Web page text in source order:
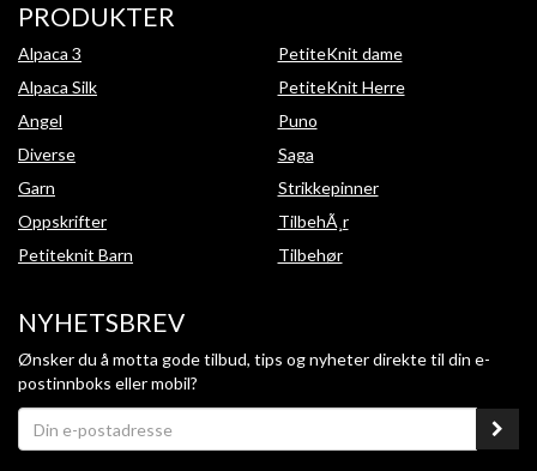
PRODUKTER
Alpaca 3
Alpaca Silk
Angel
Diverse
Garn
Oppskrifter
Petiteknit Barn
PetiteKnit dame
PetiteKnit Herre
Puno
Saga
Strikkepinner
TilbehÃ¸r
Tilbehør
NYHETSBREV
Ønsker du å motta gode tilbud, tips og nyheter direkte til din e-
postinnboks eller mobil?